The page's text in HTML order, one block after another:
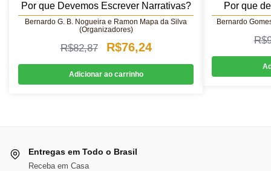
Por que Devemos Escrever Narrativas?
Bernardo G. B. Nogueira e Ramon Mapa da Silva
(Organizadores)
R$82,87
O
preço
original
R$76,24O
preço
atual
Adicionar ao carrinho
Por que
Bernardo
R$
Entregas em Todo o Brasil
Receba em Casa